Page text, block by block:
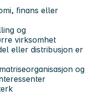
finans eller
og
virksomhet
eller distribusjon er
og